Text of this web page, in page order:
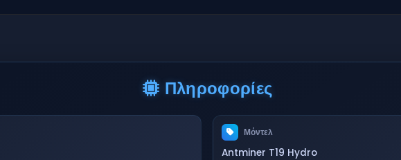
Πληροφορίες
Μόντελ
Antminer T19 Hydro